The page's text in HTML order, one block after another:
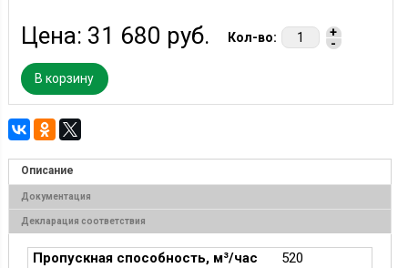
Цена: 31 680 руб. Кол-во:
+
-
В корзину
Описание
Документация
Декларация соответствия
Пропускная способность, м³/час
520